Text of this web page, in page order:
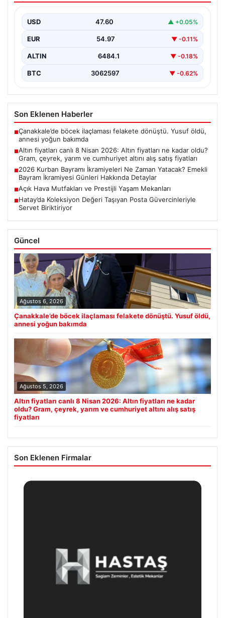
fiyatları
USD 47.60 ▲ +0.05%
EUR 54.97 ▼ -0.11%
ALTIN 6484.1 ▼ -0.18%
BTC 3062597 ▼ -0.62%
Son Eklenen Haberler
■Çanakkale’de böcek ilaçlaması felakete dönüştü. Yusuf öldü,
annesi yoğun bakımda
■Altın fiyatları canlı 8 Nisan 2026: Altın fiyatları ne kadar oldu?
Gram, çeyrek, yarım ve cumhuriyet altını alış satış fiyatları
■2026 Kurban Bayramı İkramiyeleri Ne Zaman Yatacak? Emekli
Bayram İkramiyesi Günleri Hakkında Detaylar
■Açık Hava Mutfakları ve Prestijli Yaşam Mekanları
■Hatay’da Koleksiyon Değeri Taşıyan Posta Güvercinleriyle
Servet Biriktiriyor
Güncel
Ağustos 6, 2026
Çanakkale’de böcek ilaçlaması felakete dönüştü. Yusuf öldü,
annesi yoğun bakımda
Ağustos 5, 2026
Altın fiyatları canlı 8 Nisan 2026: Altın fiyatları ne kadar
oldu? Gram, çeyrek, yarım ve cumhuriyet altını alış satış
fiyatları
Son Eklenen Firmalar